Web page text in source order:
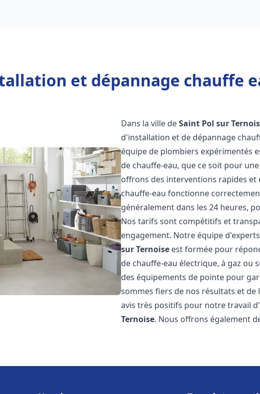
et dépannage chauffe
Dans la ville deSaint Pol sur
d'installation et de dépannage
équipe de plombiers expérimentés
de chauffe-eau, que ce soit pour
offrons des interventions rapides et
chauffe-eau fonctionne
généralement dans les 24 heures,
Nos tarifs sont compétitifs et
engagement. Notre équipe
sur Ternoise est formée pour
de chauffe-eau électrique, à gaz ou
des équipements de pointe pour
sommes fiers de nos résultats et
avis très positifs pour notre travail
Ternoise. Nous offrons également